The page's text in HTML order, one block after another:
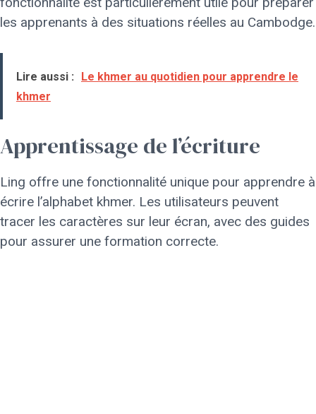
les apprenants à des situations réelles au Cambodge.
Lire aussi :
Le khmer au quotidien pour apprendre le
khmer
Apprentissage de l’écriture
Ling offre une fonctionnalité unique pour apprendre à
écrire l’alphabet khmer. Les utilisateurs peuvent
tracer les caractères sur leur écran, avec des guides
pour assurer une formation correcte.